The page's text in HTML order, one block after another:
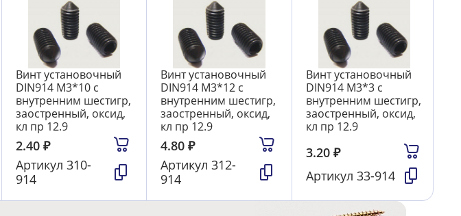
Винт установочный
DIN914 М3*10 с
внутренним шестигр,
заостренный, оксид,
кл пр 12.9
2.40 ₽
Артикул 310-
914
Винт установочный
DIN914 М3*12 с
внутренним шестигр,
заостренный, оксид,
кл пр 12.9
4.80₽
Артикул312-
914
Винт установочный
DIN914 М3*3 с
внутренним шестигр,
заостренный, оксид,
кл пр 12.9
3.20 ₽
Артикул 33-914